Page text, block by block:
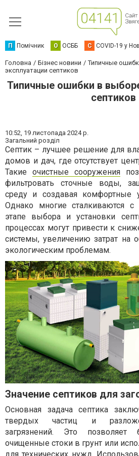
П Помічник О ОСББ C COVID-19 у
Головна Бізнес новини
Типичные
эксплуатации септиков
Типичные ошибки в
септиков
10:52, 19 листопада 2024 р.
Загальний розділ
Септик – лучшее решение для
домов и дач, где отсутствует
Такие очистные сооружения
фильтровать сточные воды,
среду и создавая комфортные
Однако многие сталкиваются
этапе выбора и установки
процессах могут привести к
системы, увеличению затрат на
экологическим проблемам.
Значение септиков для
Основная задача септика
твердых частиц и
загрязнений. Это позволяет
очищенные стоки в грунт или